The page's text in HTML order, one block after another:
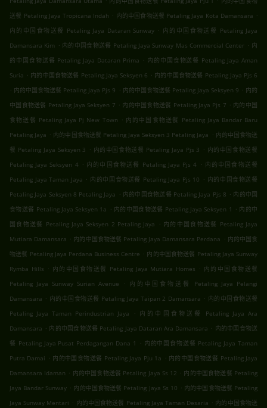
送餐 Petaling Jaya Tropicana Indah . 内的中国食物送餐 Petaling Jaya Kota Damansara .
内的中国食物送餐 Petaling Jaya Dataran Sunway . 内的中国食物送餐 Petaling Jaya
Damansara Kim . 内的中国食物送餐 Petaling Jaya Sunway Mas Commercial Center . 内
的中国食物送餐 Petaling Jaya Dataran Prima . 内的中国食物送餐 Petaling Jaya Aman
Suria . 内的中国食物送餐 Petaling Jaya Seksyen 6 . 内的中国食物送餐 Petaling Jaya Pjs 6
. 内的中国食物送餐 Petaling Jaya Pjs 9 . 内的中国食物送餐 Petaling Jaya Seksyen 9 . 内的
中国食物送餐 Petaling Jaya Seksyen 7 . 内的中国食物送餐 Petaling Jaya Pjs 7 . 内的中国
食物送餐 Petaling Jaya Pj New Town . 内的中国食物送餐 Petaling Jaya Bandar Baru
Petaling Jaya . 内的中国食物送餐 Petaling Jaya Seksyen 3 Petaling Jaya . 内的中国食物送
餐 Petaling Jaya Seksyen 3 . 内的中国食物送餐 Petaling Jaya Pjs 3 . 内的中国食物送餐
Petaling Jaya Seksyen 4 . 内的中国食物送餐 Petaling Jaya Pjs 4 . 内的中国食物送餐
Petaling Jaya Taman Jaya . 内的中国食物送餐 Petaling Jaya Pjs 10 . 内的中国食物送餐
Petaling Jaya Seksyen 8 Petaling Jaya . 内的中国食物送餐 Petaling Jaya Pjs 8 . 内的中国
食物送餐 Petaling Jaya Seksyen 1a . 内的中国食物送餐 Petaling Jaya Seksyen 1 . 内的中
国食物送餐 Petaling Jaya Seksyen 2 Petaling Jaya
. 内的中国食物送餐 Petaling Jaya
Mutiara Damansara . 内的中国食物送餐 Petaling Jaya Damansara Perdana . 内的中国食
物送餐 Petaling Jaya Perdana Business Centre . 内的中国食物送餐 Petaling Jaya Sunway
Rymba Hills . 内的中国食物送餐 Petaling Jaya Mutiara Homes . 内的中国食物送餐
Petaling Jaya Sunway Surian Avenue
. 内的中国食物送餐 Petaling Jaya Pelangi
Damansara . 内的中国食物送餐 Petaling Jaya Taipan 2 Damansara . 内的中国食物送餐
Petaling Jaya Taman Perindustrian Jaya
. 内的中国食物送餐 Petaling Jaya Ara
Damansara . 内的中国食物送餐 Petaling Jaya Dataran Ara Damansara . 内的中国食物送
餐 Petaling Jaya Pusat Perdagangan Dana 1
. 内的中国食物送餐 Petaling Jaya Taman
Putra Damai . 内的中国食物送餐 Petaling Jaya Pju 1a . 内的中国食物送餐 Petaling Jaya
Damansara Idaman . 内的中国食物送餐 Petaling Jaya Ss 12 . 内的中国食物送餐 Petaling
Jaya Bandar Sunway . 内的中国食物送餐 Petaling Jaya Ss 10 . 内的中国食物送餐 Petaling
Jaya Sunway Mentari . 内的中国食物送餐 Petaling Jaya Taman Desaria . 内的中国食物送